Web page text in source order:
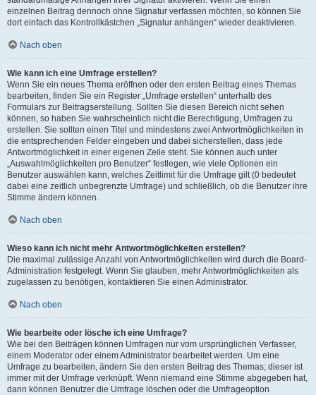
einzelnen Beitrag dennoch ohne Signatur verfassen möchten, so können Sie
dort einfach das Kontrollkästchen „Signatur anhängen“ wieder deaktivieren.
Nach oben
Wie kann ich eine Umfrage erstellen?
Wenn Sie ein neues Thema eröffnen oder den ersten Beitrag eines Themas
bearbeiten, finden Sie ein Register „Umfrage erstellen“ unterhalb des
Formulars zur Beitragserstellung. Sollten Sie diesen Bereich nicht sehen
können, so haben Sie wahrscheinlich nicht die Berechtigung, Umfragen zu
erstellen. Sie sollten einen Titel und mindestens zwei Antwortmöglichkeiten in
die entsprechenden Felder eingeben und dabei sicherstellen, dass jede
Antwortmöglichkeit in einer eigenen Zeile steht. Sie können auch unter
„Auswahlmöglichkeiten pro Benutzer“ festlegen, wie viele Optionen ein
Benutzer auswählen kann, welches Zeitlimit für die Umfrage gilt (0 bedeutet
dabei eine zeitlich unbegrenzte Umfrage) und schließlich, ob die Benutzer ihre
Stimme ändern können.
Nach oben
Wieso kann ich nicht mehr Antwortmöglichkeiten erstellen?
Die maximal zulässige Anzahl von Antwortmöglichkeiten wird durch die Board-
Administration festgelegt. Wenn Sie glauben, mehr Antwortmöglichkeiten als
zugelassen zu benötigen, kontaktieren Sie einen Administrator.
Nach oben
Wie bearbeite oder lösche ich eine Umfrage?
Wie bei den Beiträgen können Umfragen nur vom ursprünglichen Verfasser,
einem Moderator oder einem Administrator bearbeitet werden. Um eine
Umfrage zu bearbeiten, ändern Sie den ersten Beitrag des Themas; dieser ist
immer mit der Umfrage verknüpft. Wenn niemand eine Stimme abgegeben hat,
dann können Benutzer die Umfrage löschen oder die Umfrageoption